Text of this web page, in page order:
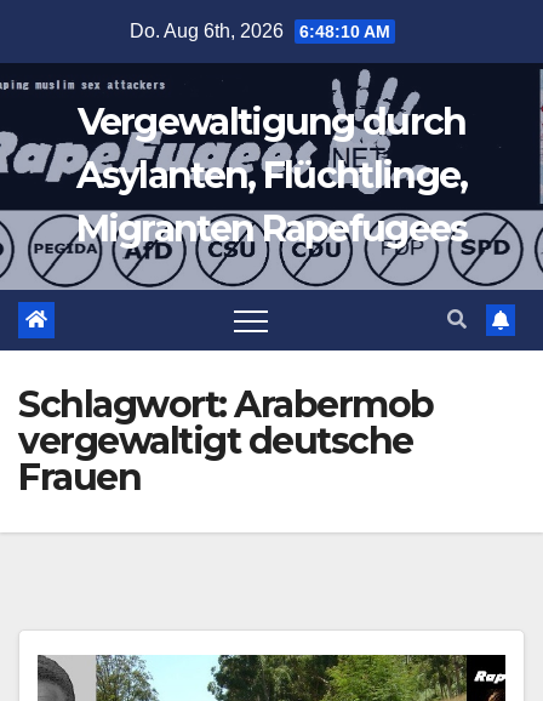
springen
Do. Aug 6th, 2026 6:48:10 AM
Vergewaltigung durch
Asylanten, Flüchtlinge,
Migranten Rapefugees
Schlagwort:Arabermob
vergewaltigt deutsche
Frauen